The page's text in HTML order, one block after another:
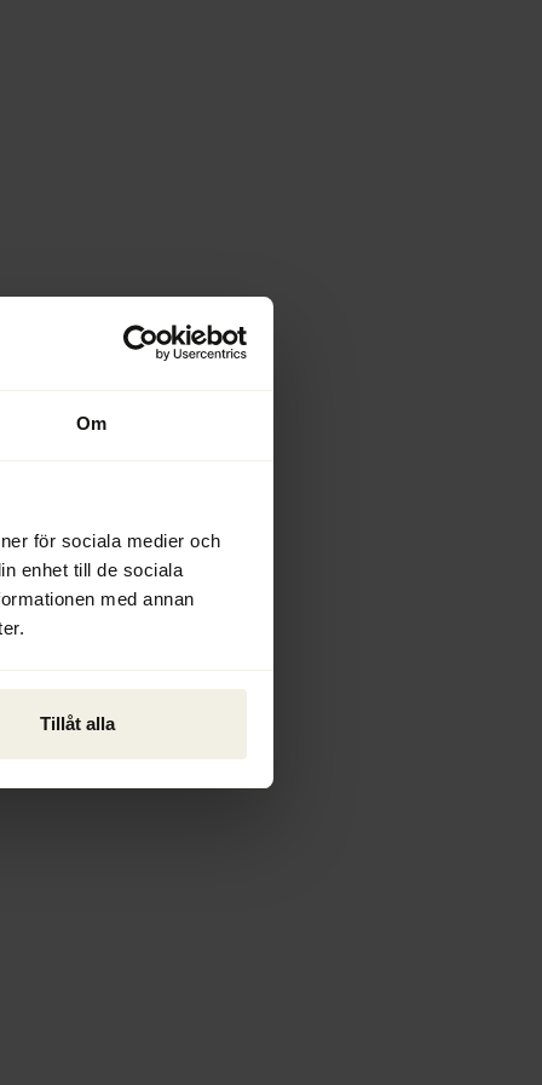
Om
för sociala medier och
enhet till de sociala
med annan
Tillåt alla